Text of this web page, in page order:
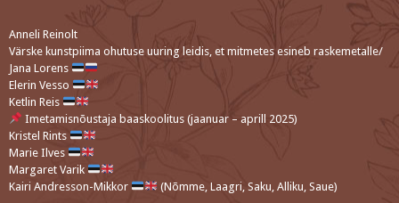
Anneli Reinolt
Värske kunstpiima ohutuse uuring leidis, et mitmetes esineb raskemetalle/
Jana Lorens
Elerin Vesso
Ketlin Reis
Imetamisnõustaja baaskoolitus (jaanuar – aprill 2025)
Kristel Rints
Marie Ilves
Margaret Varik
Kairi Andresson-Mikkor
(Nõmme, Laagri, Saku, Alliku, Saue)